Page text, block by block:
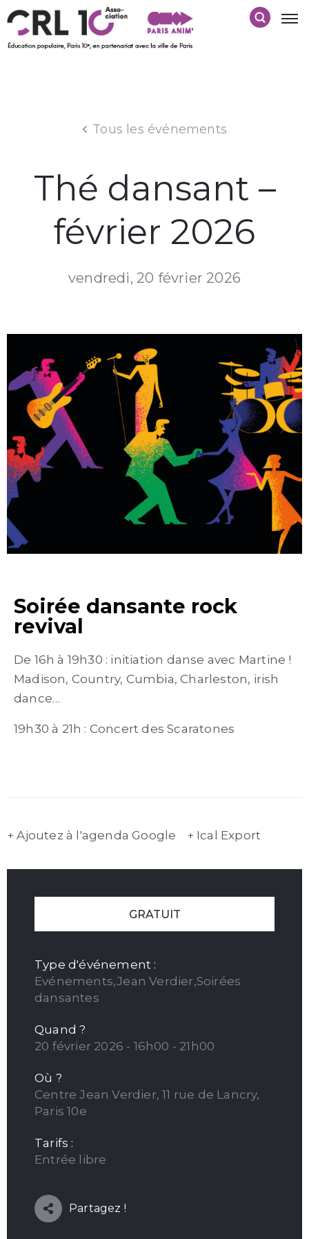
Tous les événements
Thé dansant –
février 2026
vendredi, 20 février 2026
Soirée dansante rock
revival
De 16h à 19h30 : initiation danse avec Martine !
Madison, Country, Cumbia, Charleston, irish
dance…
19h30 à 21h : Concert des Scaratones
+ Ajoutez à l'agenda Google + Ical Export
GRATUIT
Type d'événement :
Evénements,Jean Verdier,Soirées
dansantes
Quand ?
20 février 2026 - 16h00 - 21h00
Où ?
Centre Jean Verdier, 11 rue de Lancry,
Paris 10e
Tarifs :
Entrée libre
Partagez !